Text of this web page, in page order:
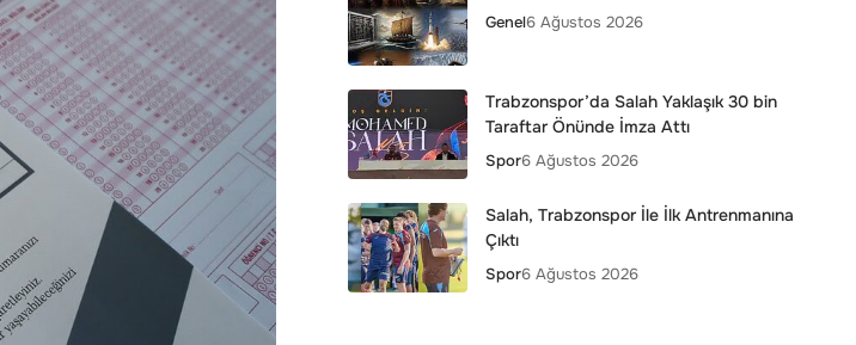
Genel6 Ağustos 2026
Trabzonspor’da Salah Yaklaşık 30 bin
Taraftar Önünde İmza Attı
Spor6 Ağustos 2026
Salah, Trabzonspor İle İlk Antrenmanına
Çıktı
Spor6 Ağustos 2026